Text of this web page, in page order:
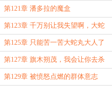
第121章 潘多拉的魔盒
第123章 千万别让我失望啊，大蛇
丸大人
第125章 只能苦一苦大蛇丸大人了
第127章 旗木朔茂，我会让你去杀
死卡卡西
第129章 被愤怒点燃的群体意志